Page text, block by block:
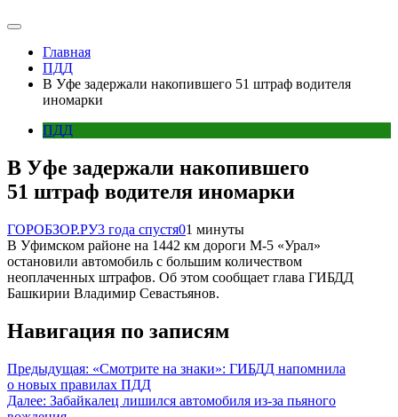
Главная
ПДД
В Уфе задержали накопившего 51 штраф водителя
иномарки
ПДД
В Уфе задержали накопившего
51 штраф водителя иномарки
ГОРОБЗОР.РУ3 года спустя01 минуты
В Уфимском районе на 1442 км дороги М-5 «Урал»
остановили автомобиль с большим количеством
неоплаченных штрафов. Об этом сообщает глава ГИБДД
Башкирии Владимир Севастьянов.
Навигация по записям
Предыдущая: «Смотрите на знаки»: ГИБДД напомнила
о новых правилах ПДД
Далее: Забайкалец лишился автомобиля из-за пьяного